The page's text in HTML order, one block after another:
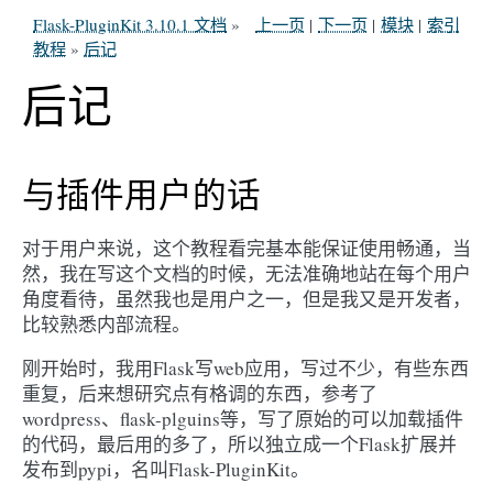
索引
模块 |
下一页 |
上一页 |
Flask-PluginKit 3.10.1 文档 »
教程 » 后记
后记
与插件用户的话
对于用户来说，这个教程看完基本能保证使用畅通，当
然，我在写这个文档的时候，无法准确地站在每个用户
角度看待，虽然我也是用户之一，但是我又是开发者，
比较熟悉内部流程。
刚开始时，我用Flask写web应用，写过不少，有些东西
重复，后来想研究点有格调的东西，参考了
wordpress、flask-plguins等，写了原始的可以加载插件
的代码，最后用的多了，所以独立成一个Flask扩展并
发布到pypi，名叫Flask-PluginKit。